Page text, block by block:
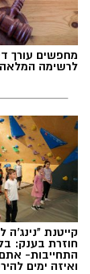
תגים:אירוע
מחפשים עורך
לרשימה המלאה
קייטנת "נינג'ה
חוזרת בענק:
התחייבות-
ואיזה ימים